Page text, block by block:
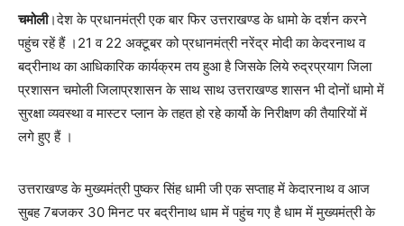
चमोली।देश के प्रधानमंत्री एक बार फिर उत्तराखण्ड के धामो के दर्शन करने
पहुंच रहें हैं ।21 व 22 अक्टूबर को प्रधानमंत्री नरेंद्र मोदी का केदरनाथ व
बद्रीनाथ का आधिकारिक कार्यक्रम तय हुआ है जिसके लिये रुद्रप्रयाग जिला
प्रशासन चमोली जिलाप्रशासन के साथ साथ उत्तराखण्ड शासन भी दोनों धामो में
सुरक्षा व्यवस्था व मास्टर प्लान के तहत हो रहे कार्यो के निरीक्षण की तैयारियों में
लगे हुए हैं ।
उत्तराखण्ड के मुख्यमंत्री पुष्कर सिंह धामी जी एक सप्ताह में केदारनाथ व आज
सुबह 7बजकर 30 मिनट पर बद्रीनाथ धाम में पहुंच गए है धाम में मुख्यमंत्री के